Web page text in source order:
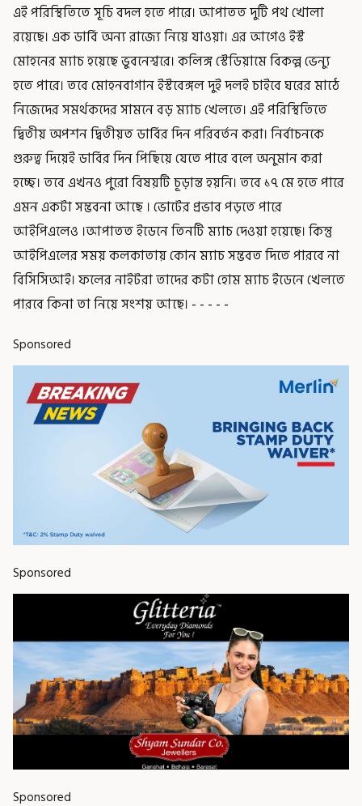
এই পরিস্থিতিতে সূচি বদল হতে পারে। আপাতত দুটি পথ খোলা
রয়েছে। এক ডার্বি অন্য রাজ্যে নিয়ে যাওয়া। এর আগেও ইস্ট
মোহনের ম্যাচ হয়েছে ভুবনেশ্বরে। কলিঙ্গ স্টেডিয়ামে বিকল্প ভেন্যু
হতে পারে। তবে মোহনবাগান ইস্টবেঙ্গল দুই দলই চাইবে ঘরের মাঠে
নিজেদের সমর্থকদের সামনে বড় ম্যাচ খেলতে। এই পরিস্থিতিতে
দ্বিতীয় অপশন দ্বিতীয়ত ডার্বির দিন পরিবর্তন করা। নির্বাচনকে
গুরুত্ব দিয়েই ডার্বির দিন পিছিয়ে যেতে পারে বলে অনুমান করা
হচ্ছে। তবে এখনও পুরো বিষয়টি চূড়ান্ত হয়নি। তবে ১৭ মে হতে পারে
এমন একটা সম্ভবনা আছে । ভোটের প্রভাব পড়তে পারে
আইপিএলেও ।আপাতত ইডেনে তিনটি ম্যাচ দেওয়া হয়েছে। কিন্তু
আইপিএলের সময় কলকাতায় কোন ম্যাচ সম্ভবত দিতে পারবে না
বিসিসিআই। ফলের নাইটরা তাদের কটা হোম ম্যাচ ইডেনে খেলতে
পারবে কিনা তা নিয়ে সংশয় আছে। - - - - -
Sponsored
Sponsored
Sponsored